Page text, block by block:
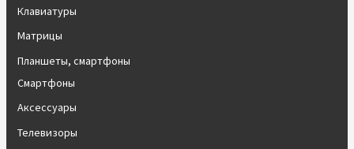
Клавиатуры
Матрицы
Планшеты, смартфоны
Смартфоны
Аксессуары
Телевизоры